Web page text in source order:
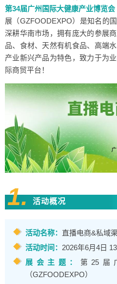
第34届广州国际大健康产业博览会
展（GZFOODEXPO）是知名的
深耕华南市场，拥有庞大的参展
品、食材、天然有机食品、高端
产业新兴产品为特色，致力于为
际商贸平台！
1. 活动概况
活动名称： 直播电商&私域
活动时间： 2026年6月4日
展会主题： 第25届
（GZFOODEXPO）